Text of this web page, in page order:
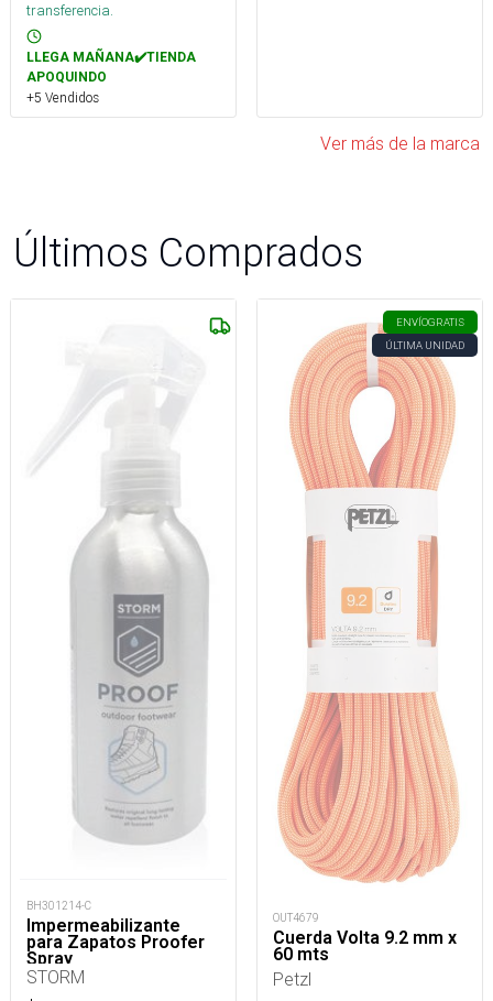
transferencia.
LLEGA MAÑANA✔️TIENDA
APOQUINDO
+5 Vendidos
Ver más de la marca
Últimos Comprados
BH301214-C
Impermeabilizante
para Zapatos Proofer
Spray
STORM
ENVÍOGRATIS
ÚLTIMA UNIDAD
OUT4679
Cuerda Volta 9.2 mm x
60 mts
Petzl